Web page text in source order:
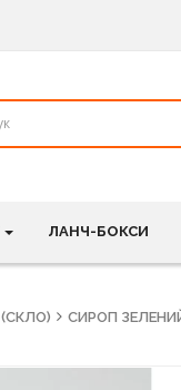
ЛАНЧ-БОКСИ
(СКЛО) СИРОП ЗЕЛЕНИЙ